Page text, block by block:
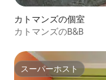
カトマンズの個室
カトマンズのB&B
スーパーホスト
スーパーホスト